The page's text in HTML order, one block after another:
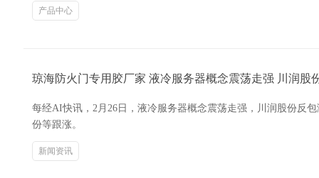
产品中心
琼海防火门专用胶厂家 液冷服务器概念震荡走强 川润股
每经AI快讯，2月26日，液冷服务器概念震荡走强，川润股份反
份等跟涨。
新闻资讯